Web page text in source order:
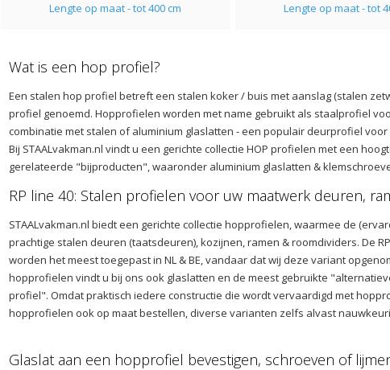
Lengte op maat - tot 400 cm Lengte op maat - tot
Wat is een hop profiel?
Een stalen hop profiel betreft een stalen koker / buis met aanslag (stalen
profiel genoemd. Hopprofielen worden met name gebruikt als staalprofiel
combinatie met stalen of aluminium glaslatten - een populair deurprofiel
Bij STAALvakman.nl vindt u een gerichte collectie HOP profielen met een
gerelateerde "bijproducten", waaronder aluminium glaslatten &
RP line 40: Stalen profielen voor uw maatwerk deuren,
STAALvakman.nl biedt een gerichte collectie hopprofielen, waarmee de
prachtige stalen deuren (taatsdeuren), kozijnen, ramen & roomdividers. De
worden het meest toegepast in NL & BE, vandaar dat wij deze variant
hopprofielen vindt u bij ons ook glaslatten en de meest gebruikte
profiel". Omdat praktisch iedere constructie die wordt vervaardigd met
hopprofielen ook op maat bestellen, diverse varianten zelfs alvast
Glaslat aan een hopprofiel bevestigen, schroeven of